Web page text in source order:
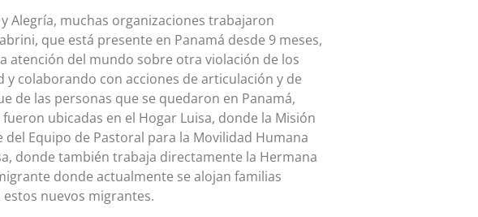
Alegría, muchas organizaciones trabajaron
que está presente en Panamá desde 9 meses,
atención del mundo sobre otra violación de los
colaborando con acciones de articulación y de
de las personas que se quedaron en Panamá,
ubicadas en el Hogar Luisa, donde la Misión
Equipo de Pastoral para la Movilidad Humana
donde también trabaja directamente la Hermana
donde actualmente se alojan familias
nuevos migrantes.